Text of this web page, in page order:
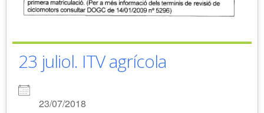
23 juliol. ITV agrícola
23/07/2018